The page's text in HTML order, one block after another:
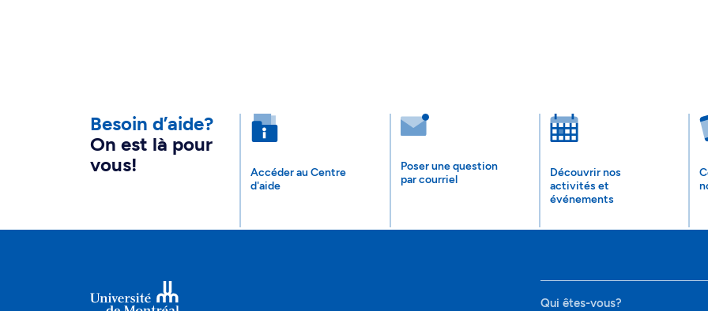
Besoin d’aide?
On est là pour
vous!
Accéder au Centre
d'aide
Poser une question
par courriel
Découvrir nos
activités et
événements
Qui êtes-vous?